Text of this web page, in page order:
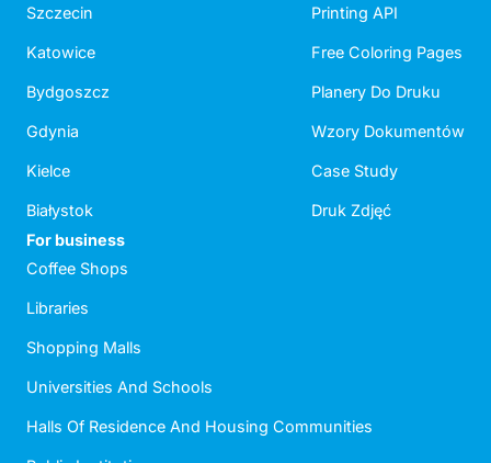
Szczecin
Katowice
Bydgoszcz
Gdynia
Kielce
Białystok
Printing API
Free Coloring Pages
Planery Do Druku
Wzory Dokumentów
Case Study
Druk Zdjęć
For business
Coffee Shops
Libraries
Shopping Malls
Universities And Schools
Halls Of Residence And Housing Communities